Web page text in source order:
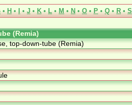
• H • I • J • K • L • M • N • O • P • Q • R • S
(Remia)
top-down-tube (Remia)